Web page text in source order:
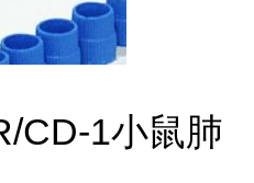
CD-1小鼠肺